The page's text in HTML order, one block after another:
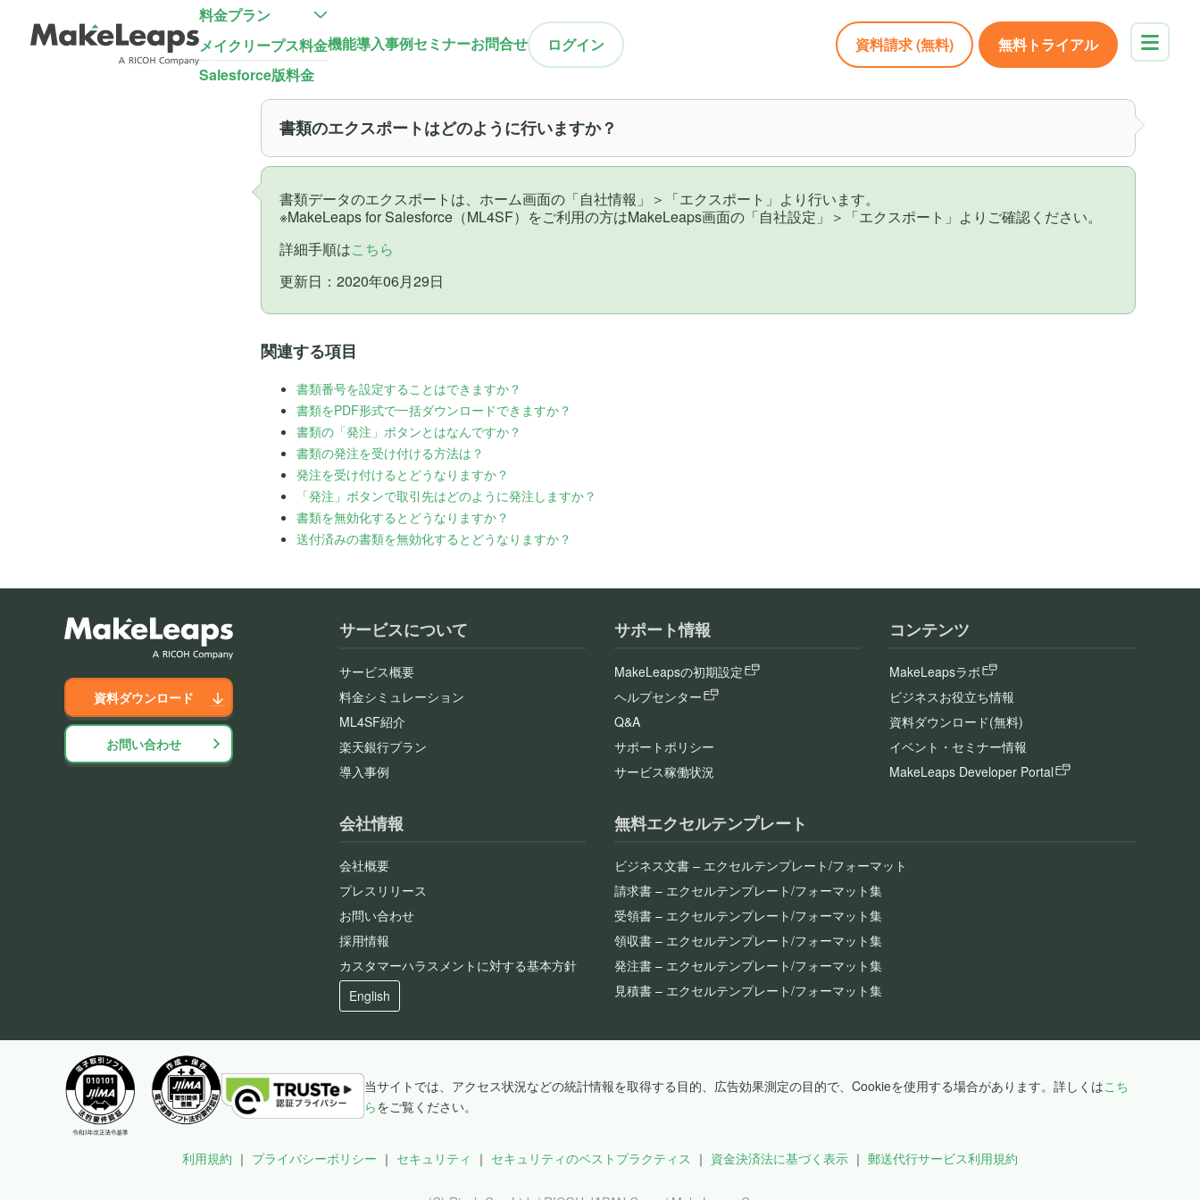
料金プラン
メイクリープス料金
Salesforce版料金
機能導入事例セミナーお問合せ ログイン 資料請求 (無料) 無料トライアル
書類のエクスポートはどのように行いますか？
書類データのエクスポートは、ホーム画面の「自社情報」＞「エクスポート」より行います。
※MakeLeaps for Salesforce（ML4SF）をご利用の方はMakeLeaps画面の「自社設定」＞「エクスポート」よりご確認ください。
詳細手順はこちら
更新日：2020年06月29日
関連する項目
書類番号を設定することはできますか？
書類をPDF形式で一括ダウンロードできますか？
書類の「発注」ボタンとはなんですか？
書類の発注を受け付ける方法は？
発注を受け付けるとどうなりますか？
「発注」ボタンで取引先はどのように発注しますか？
書類を無効化するとどうなりますか？
送付済みの書類を無効化するとどうなりますか？
資料ダウンロード
お問い合わせ
サービスについて
サービス概要
料金シミュレーション
ML4SF紹介
楽天銀行プラン
導入事例
サポート情報
MakeLeapsの初期設定
ヘルプセンター
Q&A
サポートポリシー
サービス稼働状況
コンテンツ
MakeLeapsラボ
ビジネスお役立ち情報
資料ダウンロード(無料)
イベント・セミナー情報
MakeLeaps Developer Portal
会社情報
会社概要
プレスリリース
お問い合わせ
採用情報
カスタマーハラスメントに対する基本方針
English
無料エクセルテンプレート
ビジネス文書 – エクセルテンプレート/フォーマット
請求書 – エクセルテンプレート/フォーマット集
受領書 – エクセルテンプレート/フォーマット集
領収書 – エクセルテンプレート/フォーマット集
発注書 – エクセルテンプレート/フォーマット集
見積書 – エクセルテンプレート/フォーマット集
当サイトでは、アクセス状況などの統計情報を取得する目的、広告効果測定の目的で、Cookieを使用する場合があります。詳しくはこち
らをご覧ください。
利用規約 プライバシーポリシー セキュリティ セキュリティのベストプラクティス 資金決済法に基づく表示 郵送代行サービス利用規約